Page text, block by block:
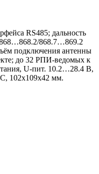
RS485; дальность
868.7…869.2
подключения антенны
до 32 РПИ-ведомых к
U-пит. 10.2…28.4 В,
102х109х42 мм.